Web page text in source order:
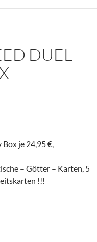
DUEL
je 24,95 €,
– Götter – Karten, 5
!!!